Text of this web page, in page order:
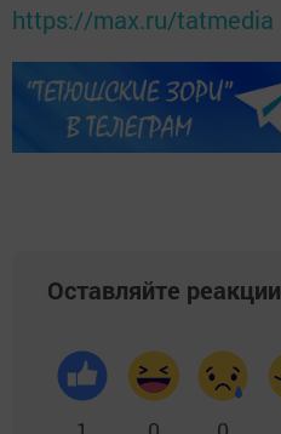
https://max.ru/tatmedia
Оставляйте реакции